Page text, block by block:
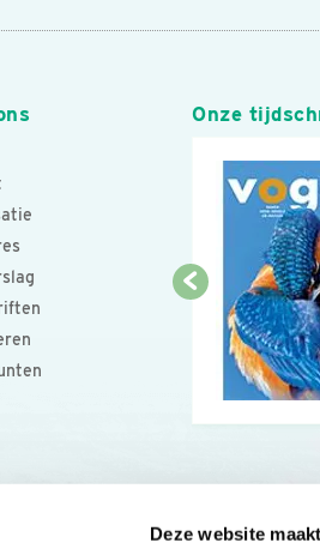
Deze website
Onze